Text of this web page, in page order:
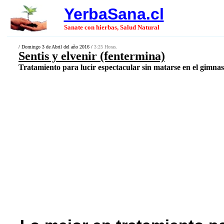
YerbaSana.cl
Sanate con hierbas, Salud Natural
/ Domingo 3 de Abril del año 2016 / 3:25 Horas.
Sentis y elvenir (fentermina)
Tratamiento para lucir espectacular sin matarse en el